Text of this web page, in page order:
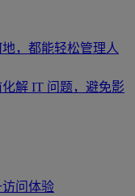
，都能轻松管理人
解 IT 问题，避免影
问体验